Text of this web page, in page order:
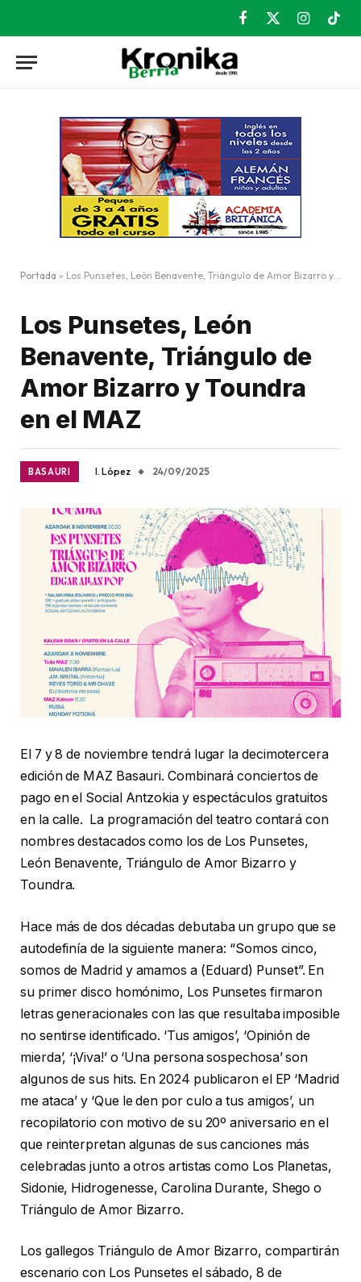
Facebook
X
Instagram
Portada » Los Punsetes, León Benavente, Triángulo de Amor Bizarro y Toundra en el MAZ
Los Punsetes, León
Benavente, Triángulo de
Amor Bizarro y Toundra
en el MAZ
BASAURI I. López 24/09/2025
El 7 y 8 de noviembre tendrá lugar la decimotercera
edición de MAZ Basauri. Combinará conciertos de
pago en el Social Antzokia y espectáculos gratuitos
en la calle. La programación del teatro contará con
nombres destacados como los de Los Punsetes,
León Benavente, Triángulo de Amor Bizarro y
Toundra.
Hace más de dos décadas debutaba un grupo que se
autodefinía de la siguiente manera: “Somos cinco,
somos de Madrid y amamos a (Eduard) Punset”. En
su primer disco homónimo, Los Punsetes firmaron
letras generacionales con las que resultaba imposible
no sentirse identificado. ‘Tus amigos’, ‘Opinión de
mierda’, ‘¡Viva!’ o ‘Una persona sospechosa’ son
algunos de sus hits. En 2024 publicaron el EP ‘Madrid
me ataca’ y ‘Que le den por culo a tus amigos’, un
recopilatorio con motivo de su 20º aniversario en el
que reinterpretan algunas de sus canciones más
celebradas junto a otros artistas como Los Planetas,
Sidonie, Hidrogenesse, Carolina Durante, Shego o
Triángulo de Amor Bizarro.
Los gallegos Triángulo de Amor Bizarro, compartirán
escenario con Los Punsetes el sábado, 8 de